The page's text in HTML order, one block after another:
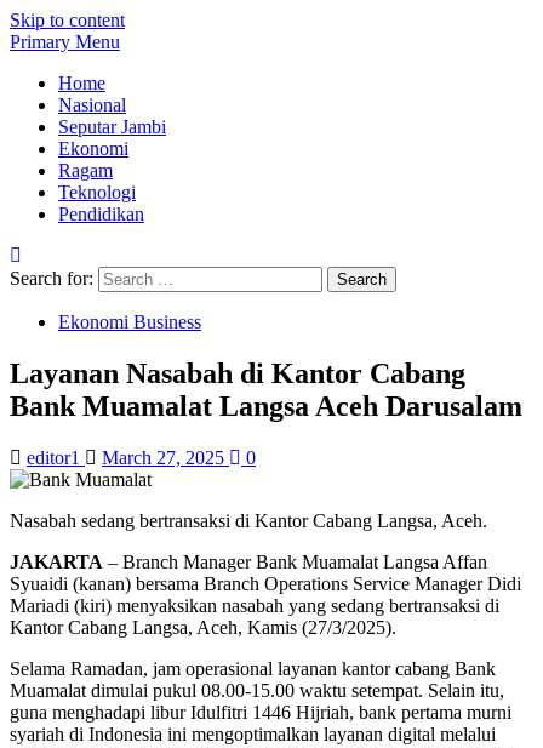
Skip to content
Primary Menu
Home
Nasional
Seputar Jambi
Ekonomi
Ragam
Teknologi
Pendidikan
Search for:
Ekonomi Business
Layanan Nasabah di Kantor Cabang
Bank Muamalat Langsa Aceh Darusalam
editor1 March 27, 2025 0
Nasabah sedang bertransaksi di Kantor Cabang Langsa, Aceh.
JAKARTA – Branch Manager Bank Muamalat Langsa Affan
Syuaidi (kanan) bersama Branch Operations Service Manager Didi
Mariadi (kiri) menyaksikan nasabah yang sedang bertransaksi di
Kantor Cabang Langsa, Aceh, Kamis (27/3/2025).
Selama Ramadan, jam operasional layanan kantor cabang Bank
Muamalat dimulai pukul 08.00-15.00 waktu setempat. Selain itu,
guna menghadapi libur Idulfitri 1446 Hijriah, bank pertama murni
syariah di Indonesia ini mengoptimalkan layanan digital melalui